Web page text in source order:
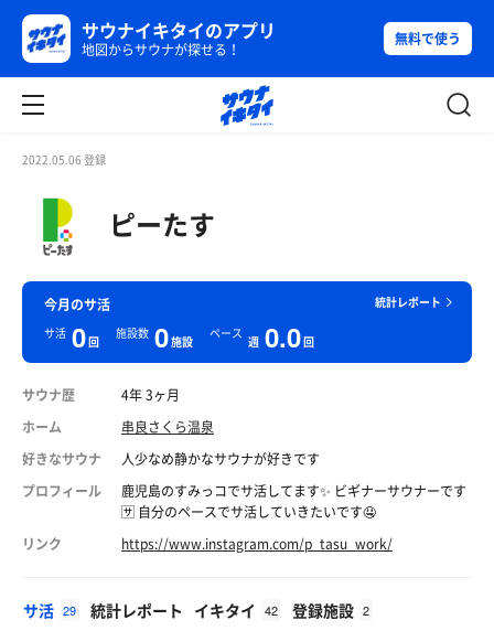
サウナイキタイのアプリ
地図からサウナが探せる！
無料で使う
2022.05.06 登録
ピーたす
統計レポート
今月のサ活
サ活 0回
施設数 0施設
ペース
週 0.0回
サウナ歴
4年 3ヶ月
ホーム
串良さくら温泉
好きなサウナ
人少なめ静かなサウナが好きです
プロフィール
鹿児島のすみっコでサ活してます✨ ビギナーサウナーです
🈂️ 自分のペースでサ活していきたいです🤤
リンク
https://www.instagram.com/p_tasu_work/
サ活 29 統計レポート イキタイ 42 登録施設 2